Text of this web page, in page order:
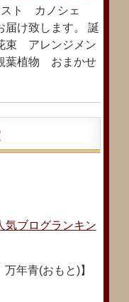
スト カノシェ
け致します。 誕
束 アレンジメン
葉植物 おまかせ
ブログランキン
年青(おもと)】